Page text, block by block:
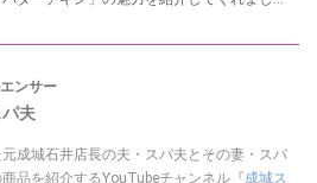
ターチキン」が好きな方はぜひ手作りキット
ンサー
夫
成城石井店長の夫・スパ夫とその妻・スパ
品を紹介するYouTubeチャンネル『成城ス